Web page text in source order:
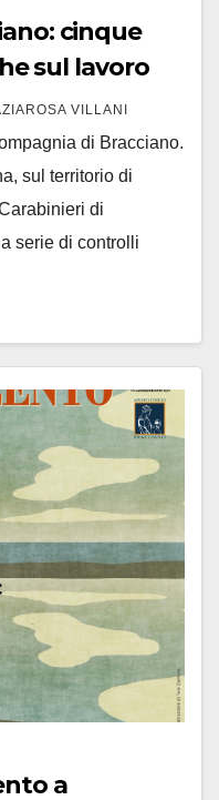
cinque
sul lavoro
VILLANI
di Bracciano.
sul territorio di
di
serie di controlli
a